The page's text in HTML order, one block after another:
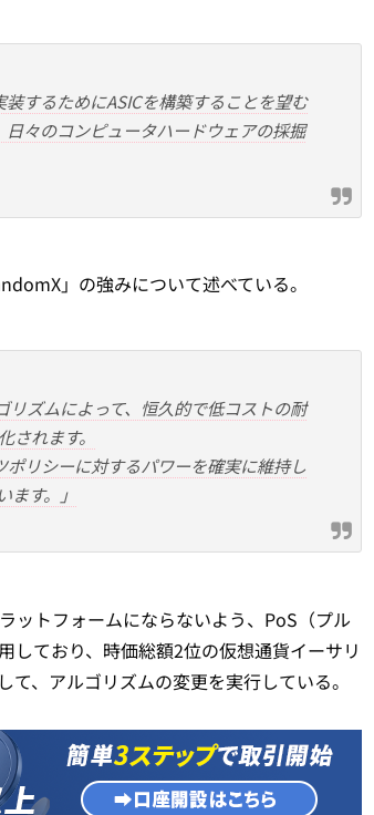
するためにASICを構築することを望む
々のコンピュータハードウェアの採掘
」の強みについて述べている。
リズムによって、恒久的で低コストの耐
れます。
リシーに対するパワーを確実に維持し
す。」
ットフォームにならないよう、PoS（プル
しており、時価総額2位の仮想通貨イーサリ
、アルゴリズムの変更を実行している。